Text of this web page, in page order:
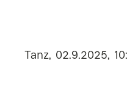
Tanz, 02.9.2025,